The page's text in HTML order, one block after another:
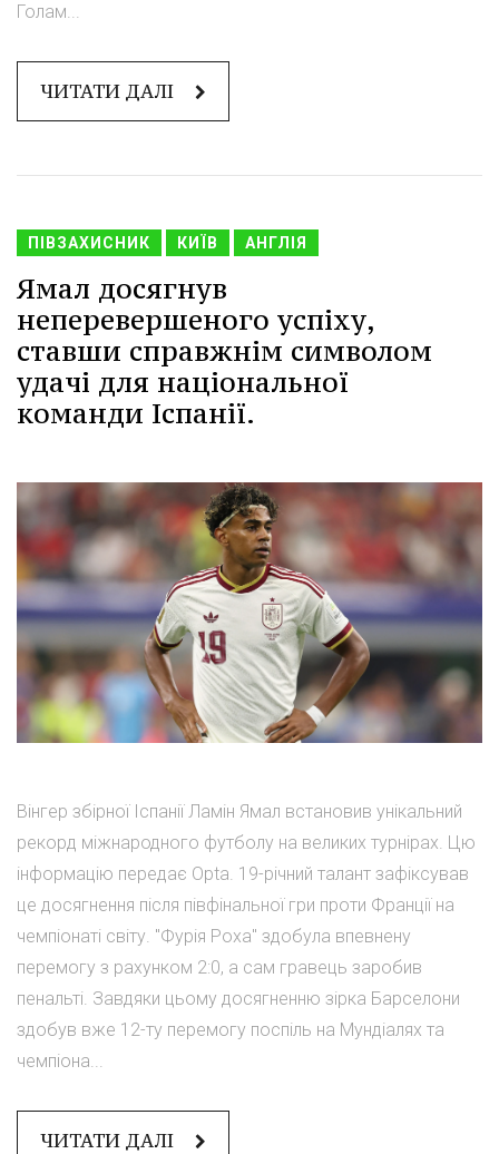
Голам...
ЧИТАТИ ДАЛІ
ПІВЗАХИСНИК КИЇВ АНГЛІЯ
Ямал досягнув
неперевершеного успіху,
ставши справжнім символом
удачі для національної
команди Іспанії.
Вінгер збірної Іспанії Ламін Ямал встановив унікальний
рекорд міжнародного футболу на великих турнірах. Цю
інформацію передає Opta. 19-річний талант зафіксував
це досягнення після півфінальної гри проти Франції на
чемпіонаті світу. "Фурія Роха" здобула впевнену
перемогу з рахунком 2:0, а сам гравець заробив
пенальті. Завдяки цьому досягненню зірка Барселони
здобув вже 12-ту перемогу поспіль на Мундіалях та
чемпіона...
ЧИТАТИ ДАЛІ